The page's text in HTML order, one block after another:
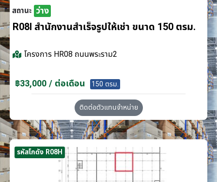
สถานะ ว่าง
R08I สำนักงานสำเร็จรูปให้เช่า ขนาด 150 ตรม.
โครงการ HR08 ถนนพระราม2
฿33,000 / ต่อเดือน 150 ตรม.
ติดต่อตัวแทนจำหน่าย
รหัสโกดัง R08H